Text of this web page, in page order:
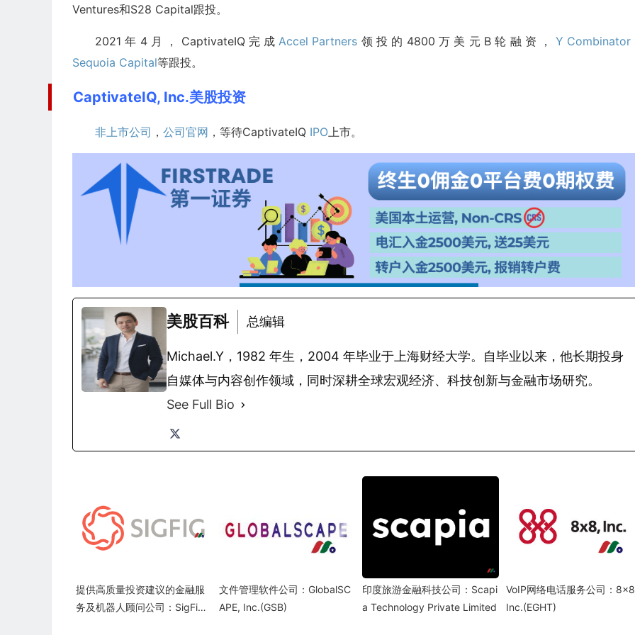
Ventures和S28 Capital跟投。
2021年4月，CaptivateIQ完成 Accel Partners 领投的4800万美元B轮融资， Y Combinator
Sequoia Capital等跟投。
CaptivateIQ, Inc.美股投资
非上市公司 ， 公司官网 ，等待CaptivateIQ IPO 上市。
美股百科 总编辑
Michael.Y，1982 年生，2004 年毕业于上海财经大学。自毕业以来，他长期投身
自媒体与内容创作领域，同时深耕全球宏观经济、科技创新与金融市场研究。
See Full Bio
提供高质量投资建议的金融服
务及机器人顾问公司：SigFig
文件管理软件公司：GlobalSC
APE, Inc.(GSB)
印度旅游金融科技公司：Scapi
a Technology Private Limited
VoIP网络电话服务公司：
Inc.(EGHT)